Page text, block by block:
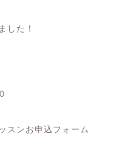
した！
スンお申込フォーム